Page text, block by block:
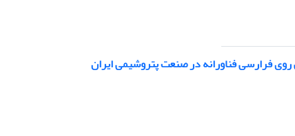
فرارسی فناورانه در صنعت پتروشیمی ایران